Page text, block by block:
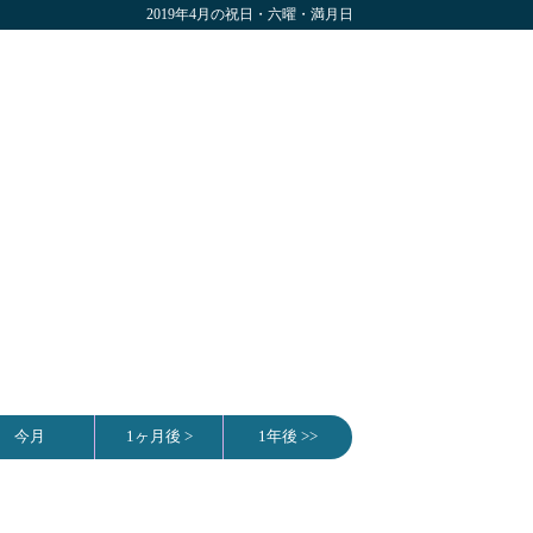
2019年4月の祝日・六曜・満月日
今月 1ヶ月後 > 1年後 >>